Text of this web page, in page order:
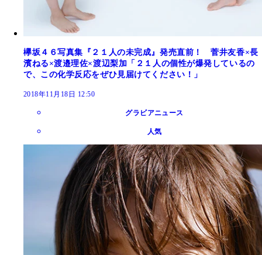
欅坂４６写真集『２１人の未完成』発売直前！ 菅井友香×長
濱ねる×渡邉理佐×渡辺梨加「２１人の個性が爆発しているの
で、この化学反応をぜひ見届けてください！」
2018年11月18日 12:50
グラビアニュース
人気